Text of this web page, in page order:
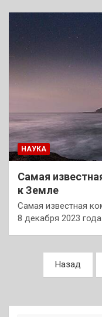
НАУКА
Самая
к Земле
Самая известная
8 декабря 2023
Пагинация
записей
Назад